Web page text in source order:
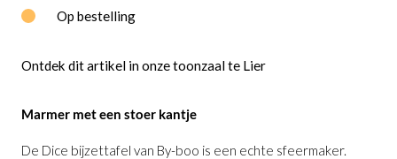
Op bestelling
Ontdek dit artikel in onze toonzaal te Lier
Marmer met een stoer kantje
De Dice bijzettafel van By-boo is een echte sfeermaker.